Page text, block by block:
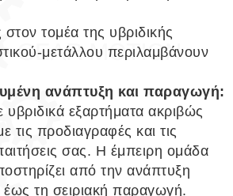
τομέα της υβριδικής
μετάλλου περιλαμβάνουν
ανάπτυξη και παραγωγή:
εξαρτήματα ακριβώς
τις προδιαγραφές και τις
σας. Η έμπειρη ομάδα
από την ανάπτυξη
τη σειριακή παραγωγή.